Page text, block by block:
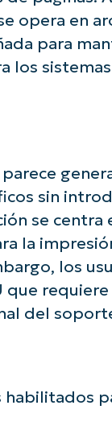
opera en
para
los
sin
se centra
la
los
del
análisis